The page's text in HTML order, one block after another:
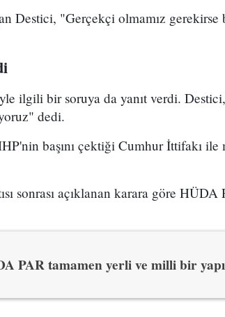
Destici, "Gerçekçi olmamız gerekirse
ilgili bir soruya da yanıt verdi.
dedi.
başını çektiği Cumhur İttifakı ile
sonrası açıklanan karara göre
PAR tamamen yerli ve milli bir yapı